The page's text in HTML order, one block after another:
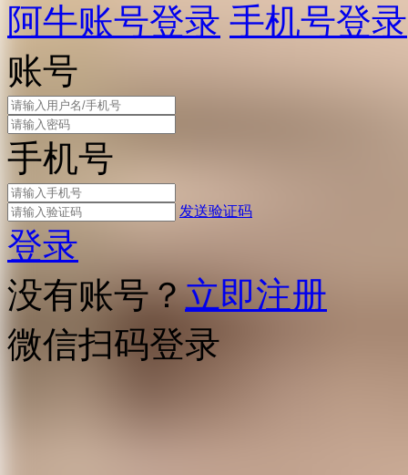
阿牛账号登录 手机号登录
账号
手机号
发送验证码
登录
没有账号？ 立即注册
微信扫码登录